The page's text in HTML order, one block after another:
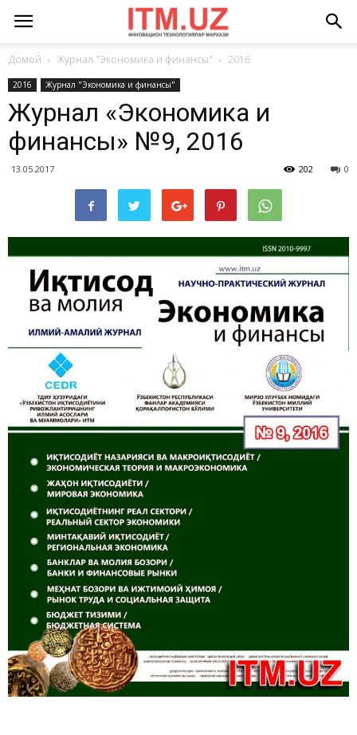
Домой Журнал "Экономика и финансы" 2016
2016 Журнал "Экономика и финансы"
Журнал «Экономика и
финансы» №9, 2016
13.05.2017 0
202